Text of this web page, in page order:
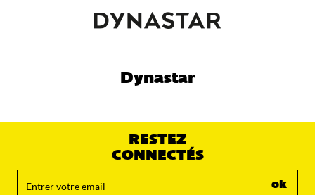
Dynastar
RESTEZ
CONNECTÉS
ok